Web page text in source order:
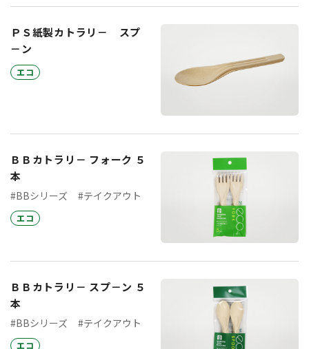
ＰＳ紙製カトラリ－ スプ
－ン
エコ
ＢＢカトラリ－ フォーク ５
本
#BBシリーズ #テイクアウト
エコ
ＢＢカトラリ－ スプ－ン ５
本
#BBシリーズ #テイクアウト
エコ